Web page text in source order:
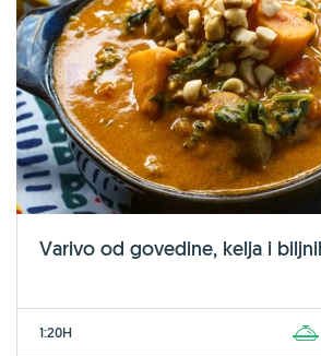
Varivo od govedine, kelja i
1:20H